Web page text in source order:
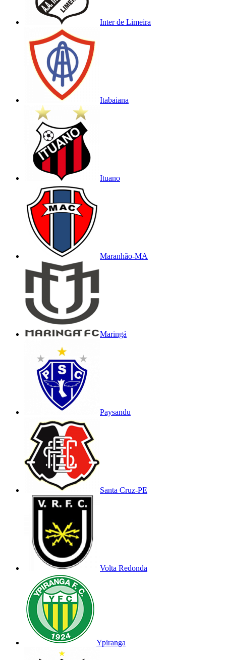
Inter de Limeira
Itabaiana
Ituano
Maranhão-MA
Maringá
Paysandu
Santa Cruz-PE
Volta Redonda
Ypiranga